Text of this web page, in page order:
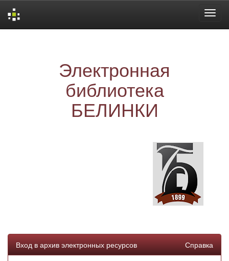
Электронная
библиотека
БЕЛИНКИ
Вход в архив электронных ресурсов Справка